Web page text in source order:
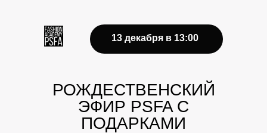
РОЖДЕСТВЕНСКИЙ
ЭФИР PSFA С
ПОДАРКАМИ
13 декабря в 13:00